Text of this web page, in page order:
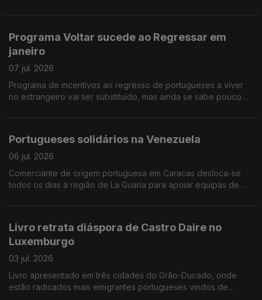
Programa Voltar sucede ao Regressar em
janeiro
07 jul. 2026
Programa de incentivos ao regresso de portugueses a viver
no estrangeiro vai ser substituído, mas ainda se sabe pouco
Portugueses solidários na Venezuela
06 jul. 2026
Comerciante de origem portuguesa em Caracas desloca-se
todos os dias à região de La Guaria para apoiar equipas de
Livro retrata diáspora de Castro Daire no
Luxemburgo
03 jul. 2026
Livro apresentado em três cidades do Grão-Ducado, onde
estão radicados mais emigrantes portugueses vindos de